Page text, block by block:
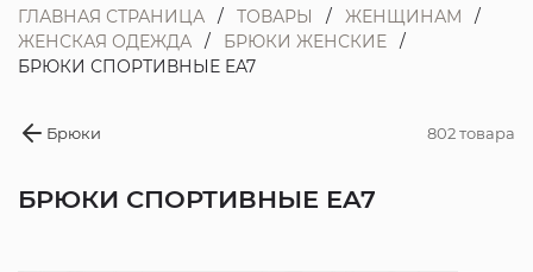
ГЛАВНАЯ СТРАНИЦА ТОВАРЫ
ЖЕНЩИНАМ
ЖЕНСКАЯ ОДЕЖДА
БРЮКИ ЖЕНСКИЕ
БРЮКИ СПОРТИВНЫЕ EA7
Брюки 802 товара
БРЮКИ СПОРТИВНЫЕ EA7